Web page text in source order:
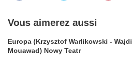
Vous aimerez aussi
Europa (Krzysztof Warlikowski - Wajdi
Mouawad) Nowy Teatr